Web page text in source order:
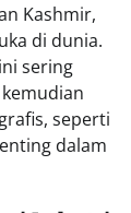
Kashmir,
di dunia.
sering
seperti
dalam